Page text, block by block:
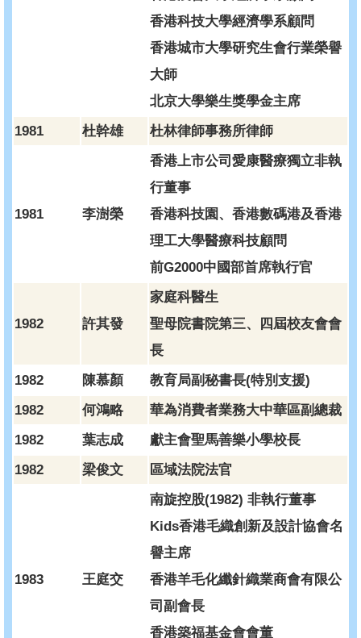
香港科技大學經濟學系顧問
香港城市大學研究生會行業榮譽
大師
北京大學樂生獎學金主席
1981
杜幹雄 杜林律師事務所律師
1981 李澍榮
香港上市公司愛康醫療獨立非執
行董事
香港科技園、香港數碼港及香港
理工大學醫療科技顧問
前G2000中國部首席執行官
1982 許其發
家庭科醫生
聖母院書院第三、四屆校友會會
長
1982
陳慕顏
教育局副秘書長(特別支援)
1982
何鴻略
華為消費者業務大中華區副總裁
1982
葉志成
獻主會聖馬善樂小學校長
1982
梁俊文 區域法院法官
1983 王庭交
南旋控股(1982) 非執行董事
Kids香港毛織創新及設計協會名
譽主席
香港羊毛化纖針織業商會有限公
司副會長
香港築福基金會會董